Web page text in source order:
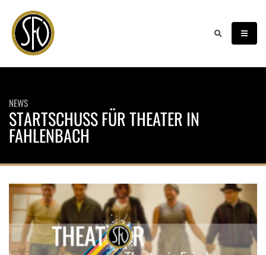
NEWS
STARTSCHUSS FÜR THEATER IN
FAHLENBACH